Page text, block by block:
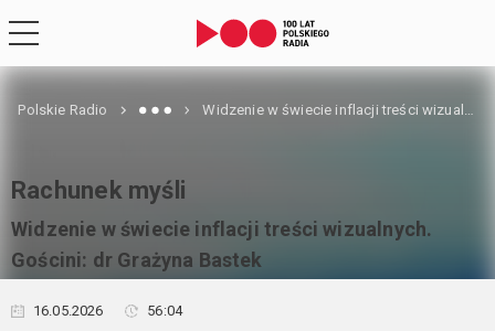
Polskie Radio Widzenie w świecie inflacji treści wizualnych. Gościni: dr Grażyna Bastek
Rachunek myśli
Widzenie w świecie inflacji treści wizualnych.
Gościni: dr Grażyna Bastek
16.05.2026 56:04